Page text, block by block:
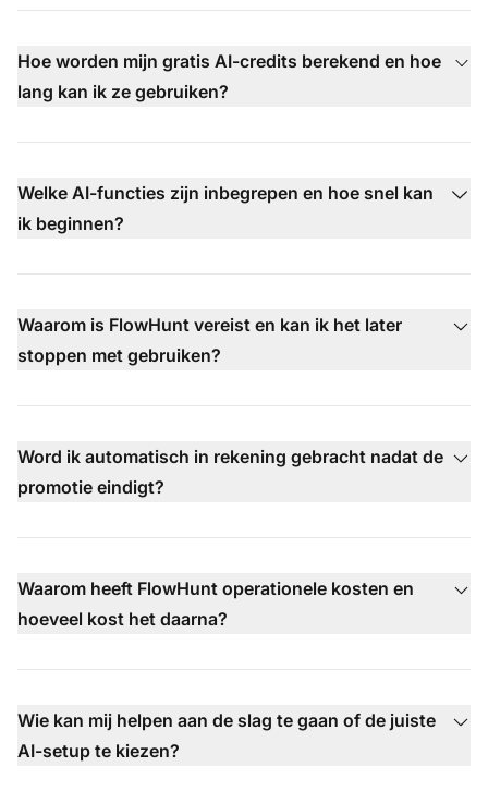
Hoe worden mijn gratis AI-credits berekend en hoe
lang kan ik ze gebruiken?
Welke AI-functies zijn inbegrepen en hoe snel kan
ik beginnen?
Waarom is FlowHunt vereist en kan ik het later
stoppen met gebruiken?
Word ik automatisch in rekening gebracht nadat de
promotie eindigt?
Waarom heeft FlowHunt operationele kosten en
hoeveel kost het daarna?
Wie kan mij helpen aan de slag te gaan of de juiste
AI-setup te kiezen?